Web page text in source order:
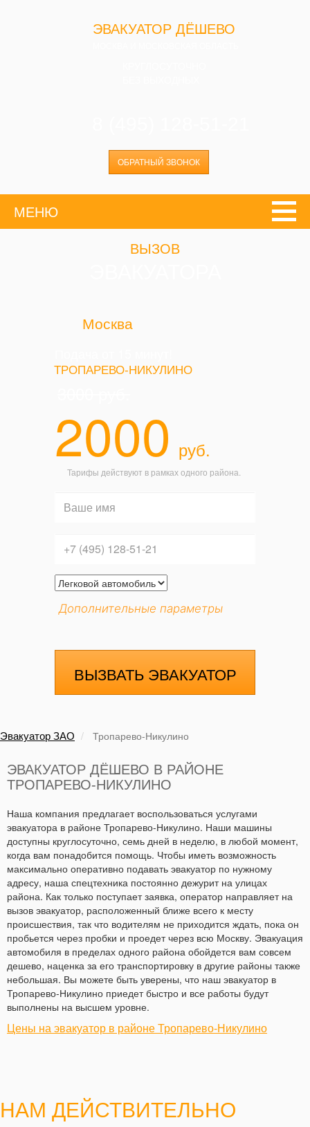
ЭВАКУАТОР ДЁШЕВО
ОБРАТНЫЙ ЗВОНОК
МЕНЮ
ВЫЗОВ
Москва
ТРОПАРЕВО-НИКУЛИНО
2000 руб.
Тарифы действуют в рамках одного района.
Дополнительные параметры
ВЫЗВАТЬ ЭВАКУАТОР
Эвакуатор ЗАО Тропарево-Никулино
ЭВАКУАТОР ДЁШЕВО В РАЙОНЕ
ТРОПАРЕВО-НИКУЛИНО
Наша компания предлагает воспользоваться услугами
эвакуатора в районе Тропарево-Никулино. Наши машины
доступны круглосуточно, семь дней в неделю, в любой момент,
когда вам понадобится помощь. Чтобы иметь возможность
максимально оперативно подавать эвакуатор по нужному
адресу, наша спецтехника постоянно дежурит на улицах
района. Как только поступает заявка, оператор направляет на
вызов эвакуатор, расположенный ближе всего к месту
происшествия, так что водителям не приходится ждать, пока он
пробьется через пробки и проедет через всю Москву. Эвакуация
автомобиля в пределах одного района обойдется вам совсем
дешево, наценка за его транспортировку в другие районы также
небольшая. Вы можете быть уверены, что наш эвакуатор в
Тропарево-Никулино приедет быстро и все работы будут
выполнены на высшем уровне.
Цены на эвакуатор в районе Тропарево-Никулино
НАМ ДЕЙСТВИТЕЛЬНО